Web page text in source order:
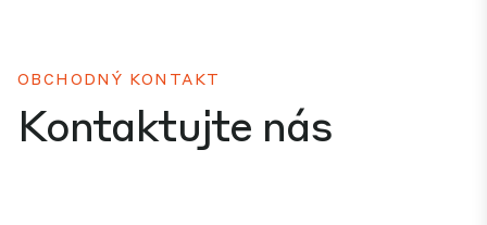
OBCHODNÝ KONTAKT
Kontaktujte nás